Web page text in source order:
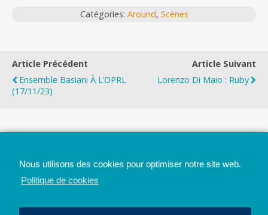
Catégories: Around, Scènes
Article Précédent
Ensemble Basiani À L’OPRL
(17/11/23)
Article Suivant
Lorenzo Di Maio : Ruby
Nous utilisons des cookies pour optimiser notre site web.
Politique de cookies